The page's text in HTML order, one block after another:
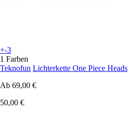
+-3
1 Farben
Teknofun Lichterkette One Piece Heads
Ab 69,00 €
50,00 €